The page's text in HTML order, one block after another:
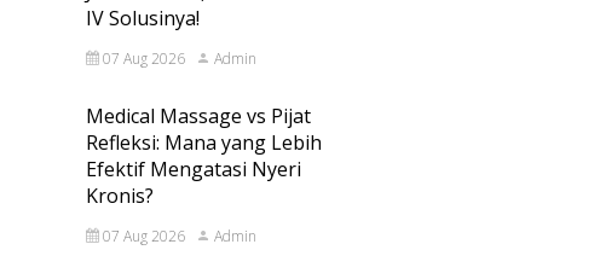
IV Solusinya!
07 Aug 2026 Admin
Medical Massage vs Pijat
Refleksi: Mana yang Lebih
Efektif Mengatasi Nyeri
Kronis?
07 Aug 2026 Admin